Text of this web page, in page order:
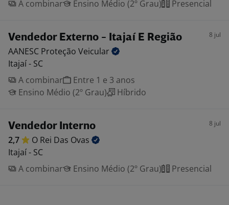
A combinar Ensino Médio (2º Grau) Presencial
Vendedor Externo - Itajaí E Região 8 jul
AANESC Proteção Veicular
Itajaí - SC
A combinar
Entre 1 e 3 anos
Ensino Médio (2º Grau)
Híbrido
Vendedor Interno 8 jul
2,7 O Rei Das Ovas
Itajaí - SC
A combinar
Ensino Médio (2º Grau) Presencial